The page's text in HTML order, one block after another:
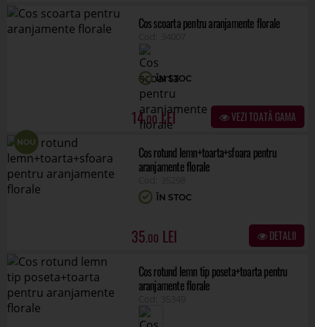
Cos scoarta pentru aranjamente florale
ÎN STOC
14.00 VEZI TOATĂ GAMA
NOU
Cos rotund lemn+toarta+sfoara pentru
aranjamente florale
35298
ÎN STOC
35.00 DETALII
Cos rotund lemn tip poseta+toarta pentru
aranjamente florale